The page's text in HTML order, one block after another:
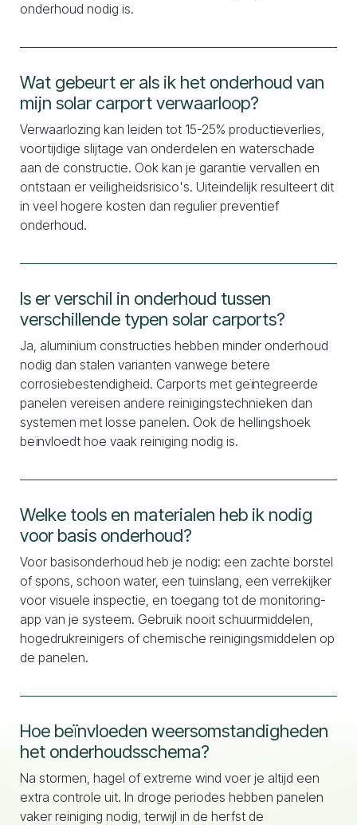
onderhoud nodig is.
Wat gebeurt er als ik het onderhoud van
mijn solar carport verwaarloop?
Verwaarlozing kan leiden tot 15-25% productieverlies,
voortijdige slijtage van onderdelen en waterschade
aan de constructie. Ook kan je garantie vervallen en
ontstaan er veiligheidsrisico's. Uiteindelijk resulteert dit
in veel hogere kosten dan regulier preventief
onderhoud.
Is er verschil in onderhoud tussen
verschillende typen solar carports?
Ja, aluminium constructies hebben minder onderhoud
nodig dan stalen varianten vanwege betere
corrosiebestendigheid. Carports met geïntegreerde
panelen vereisen andere reinigingstechnieken dan
systemen met losse panelen. Ook de hellingshoek
beïnvloedt hoe vaak reiniging nodig is.
Welke tools en materialen heb ik nodig
voor basis onderhoud?
Voor basisonderhoud heb je nodig: een zachte borstel
of spons, schoon water, een tuinslang, een verrekijker
voor visuele inspectie, en toegang tot de monitoring-
app van je systeem. Gebruik nooit schuurmiddelen,
hogedrukreinigers of chemische reinigingsmiddelen op
de panelen.
Hoe beïnvloeden weersomstandigheden
het onderhoudsschema?
Na stormen, hagel of extreme wind voer je altijd een
extra controle uit. In droge periodes hebben panelen
vaker reiniging nodig, terwijl in de herfst de